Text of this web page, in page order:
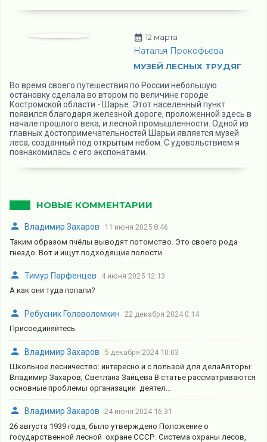
12 марта
Наталья Прокофьева
МУЗЕЙ ЛЕСНЫХ ТРУДЯГ
Во время своего путешествия по России небольшую
остановку сделала во втором по величине городе
Костромской области - Шарье. Этот населенный пункт
появился благодаря железной дороге, проложенной здесь в
начале прошлого века, и лесной промышленности. Одной из
главных достопримечательностей Шарьи является музей
леса, созданный под открытым небом. С удовольствием я
познакомилась с его экспонатами.
НОВЫЕ КОММЕНТАРИИ
Владимир Захаров
11 июня 2025 8:46
Таким образом пчёлы выводят потомство. Это своего рода
гнездо. Вот и ищут подходящие полости.
Тимур Парфенцев
4 июня 2025 12:13
А как они туда попали?
Ребусник Головоломкин 22 декабря 2024 0:14
Присоединяйтесь.
Владимир Захаров
5 декабря 2024 10:03
Школьное лесничество: интересно и с пользой для делаАвторы:
Владимир Захаров, Светлана Зайцева В статье рассматриваются
основные проблемы организации деятел...
Владимир Захаров 24 июня 2024 16:31
26 августа 1939 года, было утверждено Положение о
государственной лесной охране СССР. Система охраны лесов,